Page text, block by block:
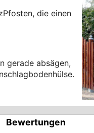
die einen
gerade absägen,
Bewertungen